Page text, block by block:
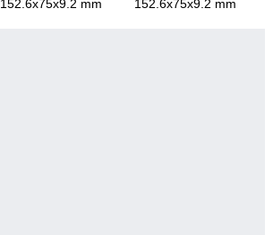
152.6x75x9.2 mm
152.6x75x9.2 mm